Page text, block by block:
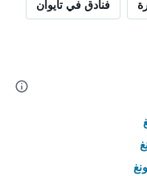
فنادق في تايوان